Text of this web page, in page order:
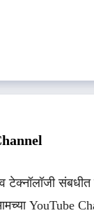
टेक्नॉलॉजी संबधीत
YouTube